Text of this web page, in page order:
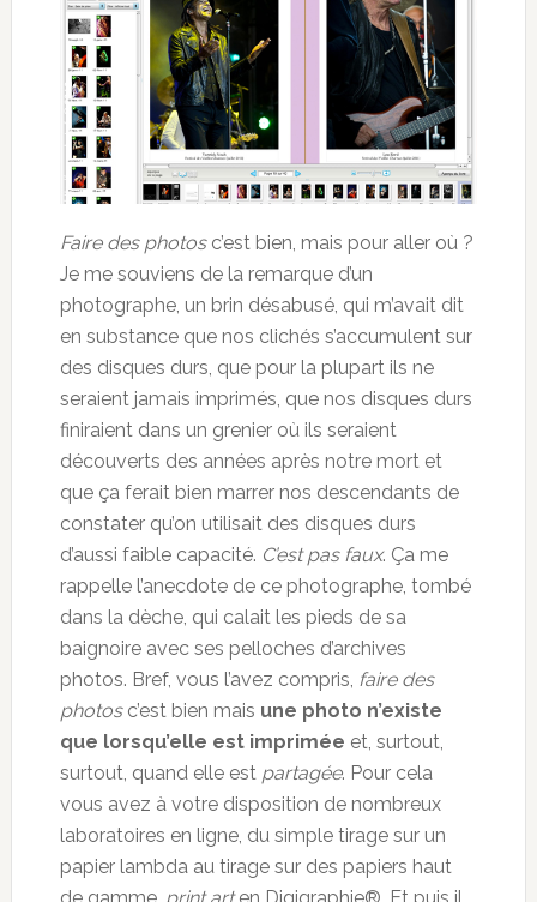
Faire des photosc’est bien, mais pour aller où ?
Je me souviens de la remarque d’un
photographe, un brin désabusé, qui m’avait dit
en substance que nos clichés s’accumulent sur
des disques durs, que pour la plupart ils ne
seraient jamais imprimés, que nos disques durs
finiraient dans un grenier où ils seraient
découverts des années après notre mort et
que ça ferait bien marrer nos descendants de
constater qu’on utilisait des disques durs
d’aussi faible capacité. C’est pas faux. Ça me
rappelle l’anecdote de ce photographe, tombé
dans la dèche, qui calait les pieds de sa
baignoire avec ses pelloches d’archives
photos. Bref, vous l’avez compris, faire des
photosc’est bien mais une photo n’existe
que lorsqu’elle est imprimée et, surtout,
surtout, quand elle est partagée. Pour cela
vous avez à votre disposition de nombreux
laboratoires en ligne, du simple tirage sur un
papier lambda au tirage sur des papiers haut
de gamme, print arten Digigraphie®. Et puis il